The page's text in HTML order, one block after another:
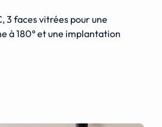
3 faces vitrées pour une
à 180° et une implantation